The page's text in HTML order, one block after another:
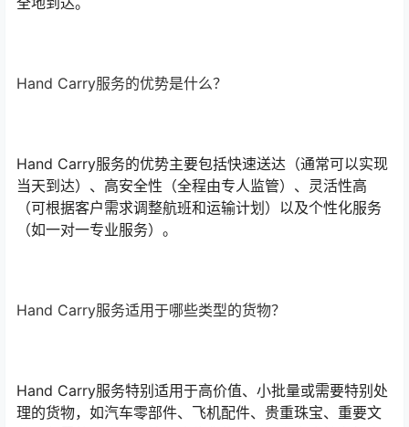
Hand Carry服务的优势是什么？
Hand Carry服务的优势主要包括快速送达（通常可以实现
当天到达）、高安全性（全程由专人监管）、灵活性高
（可根据客户需求调整航班和运输计划）以及个性化服务
（如一对一专业服务）。
Hand Carry服务适用于哪些类型的货物？
Hand Carry服务特别适用于高价值、小批量或需要特别处
理的货物，如汽车零部件、飞机配件、贵重珠宝、重要文